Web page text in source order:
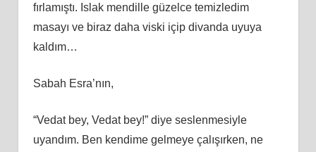
fırlamıştı. Islak mendille güzelce temizledim
masayı ve biraz daha viski içip divanda uyuya
kaldım…
Sabah Esra’nın,
“Vedat bey, Vedat bey!” diye seslenmesiyle
uyandım. Ben kendime gelmeye çalışırken, ne